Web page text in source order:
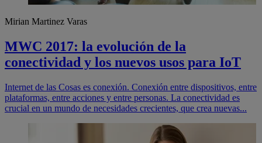
Mirian Martinez Varas
MWC 2017: la evolución de la
conectividad y los nuevos usos para IoT
Internet de las Cosas es conexión. Conexión entre dispositivos, entre
plataformas, entre acciones y entre personas. La conectividad es
crucial en un mundo de necesidades crecientes, que crea nuevas...